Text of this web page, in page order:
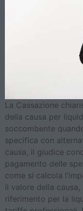
La Cassazione
della causa per
soccombente
specifica con
causa, il giudice
pagamento delle
come si calcola
il valore della causa,
riferimento per la